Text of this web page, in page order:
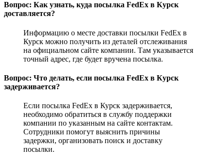
Вопрос: Как узнать, куда посылка FedEx в Курск
доставляется?
Информацию о месте доставки посылки FedEx в
Курск можно получить из деталей отслеживания
на официальном сайте компании. Там указывается
точный адрес, где будет вручена посылка.
Вопрос: Что делать, если посылка FedEx в Курск
задерживается?
Если посылка FedEx в Курск задерживается,
необходимо обратиться в службу поддержки
компании по указанным на сайте контактам.
Сотрудники помогут выяснить причины
задержки, организовать поиск и доставку
посылки.